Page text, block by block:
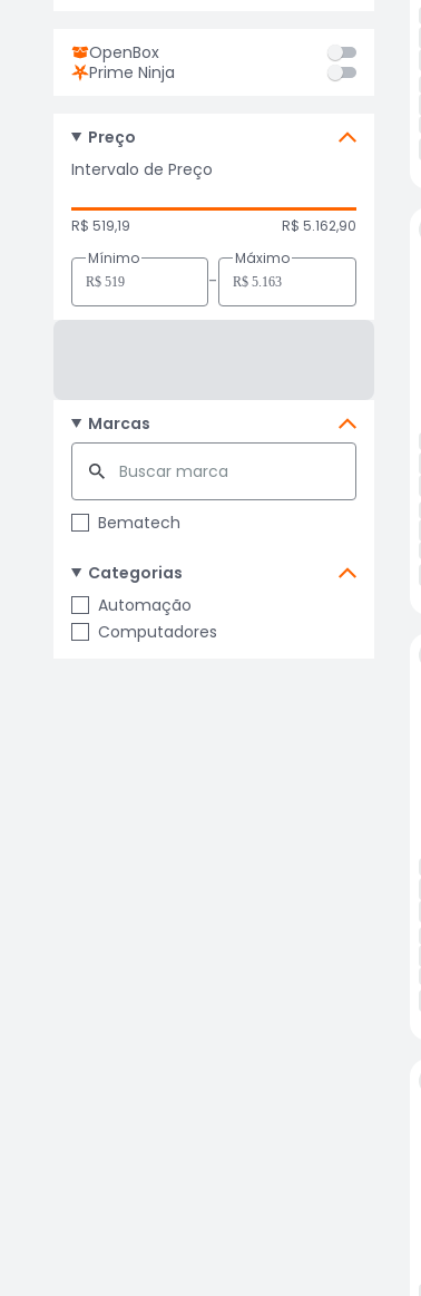
OpenBox
Prime Ninja
Preço
Intervalo de Preço
R$ 519,19
R$ 5.162,90
Mínimo
-
Máximo
Marcas
Bematech
Categorias
Automação
Computadores